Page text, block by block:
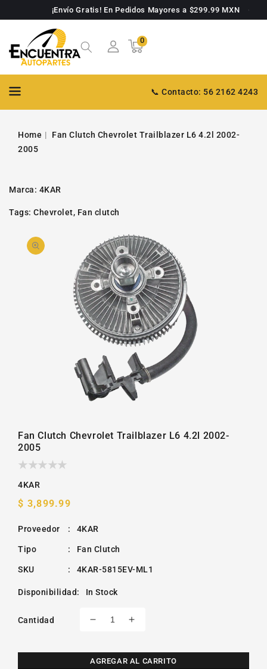
¡Envío Gratis! En Pedidos Mayores a $299.99 MXN
Carrito
00
artículos
📞 Contacto: 56 2162 4243
Home
Fan Clutch Chevrolet Trailblazer L6 4.2l 2002-
2005
Marca: 4KAR
Tags: Chevrolet, Fan clutch
INFORMACIÓN
DE PRODUCTO
video
1
en
la
galería
Fan Clutch Chevrolet Trailblazer L6 4.2l 2002-
2005
4KAR
Precio
$ 3,899.99
Proveedor : 4KAR
Tipo : Fan Clutch
SKU : 4KAR-5815EV-ML1
Disponibilidad: In Stock
Cantidad
Reducir
para
Fan
Aumentar
para
Fan
AGREGAR AL CARRITO